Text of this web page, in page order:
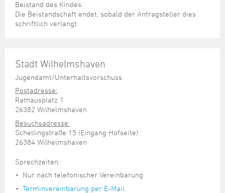
Beistand des Kindes.
Die Beistandschaft endet, sobald der Antragsteller dies
schriftlich verlangt.
Stadt Wilhelmshaven
Jugendamt/Unterhaltsvorschuss
Postadresse:
Rathausplatz 1
26382 Wilhelmshaven
Besuchsadresse:
Schellingstraße 15 (Eingang Hofseite)
26384 Wilhelmshaven
Sprechzeiten:
Nur nach telefonischer Vereinbarung
Terminvereinbarung per E-Mail